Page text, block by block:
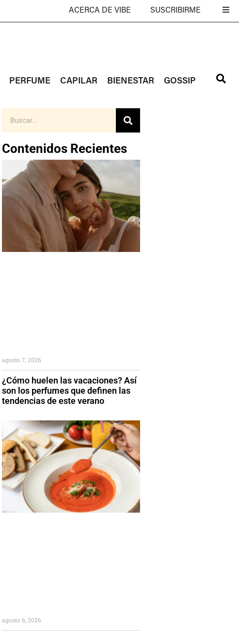
ACERCA DE VIBE SUSCRIBIRME
PERFUME CAPILAR BIENESTAR GOSSIP
Contenidos Recientes
¿Cómo huelen las vacaciones? Así
son los perfumes que definen las
tendencias de este verano
agosto 7, 2026
agosto 6, 2026